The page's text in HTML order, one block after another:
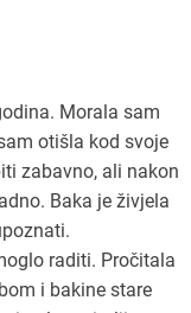
Morala sam
otišla kod svoje
zabavno, ali nakon
Baka je živjela
raditi. Pročitala
i bakine stare